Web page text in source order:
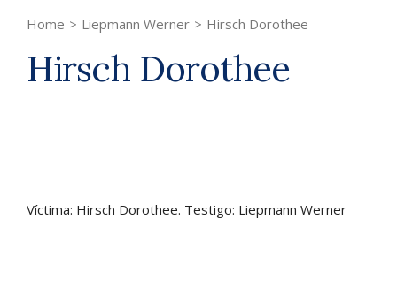
Home > Liepmann Werner > Hirsch Dorothee
Hirsch Dorothee
Víctima: Hirsch Dorothee. Testigo: Liepmann Werner